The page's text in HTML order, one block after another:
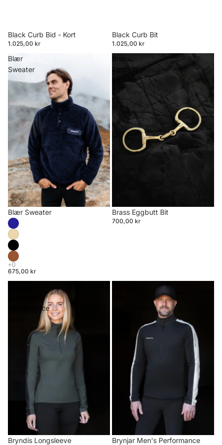
Black Curb Bid - Kort
1.025,00 kr
Black Curb Bit
1.025,00 kr
Blær
Sweater
Blær Sweater
675,00 kr
Brass
Eggbutt
Brass Eggbutt Bit
700,00 kr
Longsleeve
Performance
Bryndís Longsleeve
Brynjar Men's Performance